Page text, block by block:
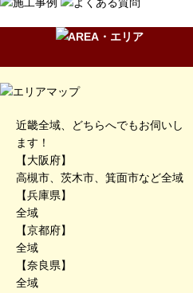
近畿全域、どちらへでもお伺いし
ます！
【大阪府】
高槻市、茨木市、箕面市など全域
【兵庫県】
全域
【京都府】
全域
【奈良県】
全域